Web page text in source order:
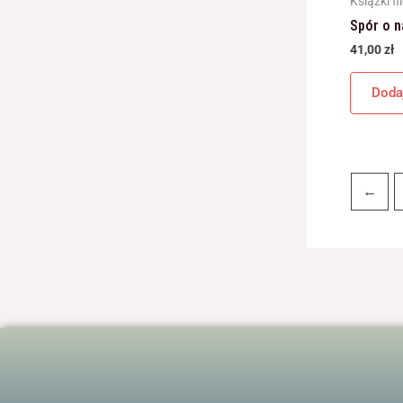
Spór o
41,00zł
←